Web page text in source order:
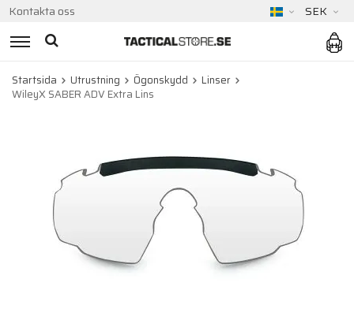
Kontakta oss SEK
Startsida Utrustning Ögonskydd
Linser
WileyX SABER ADV Extra Lins